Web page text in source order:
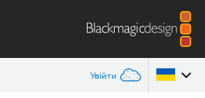
Увійти